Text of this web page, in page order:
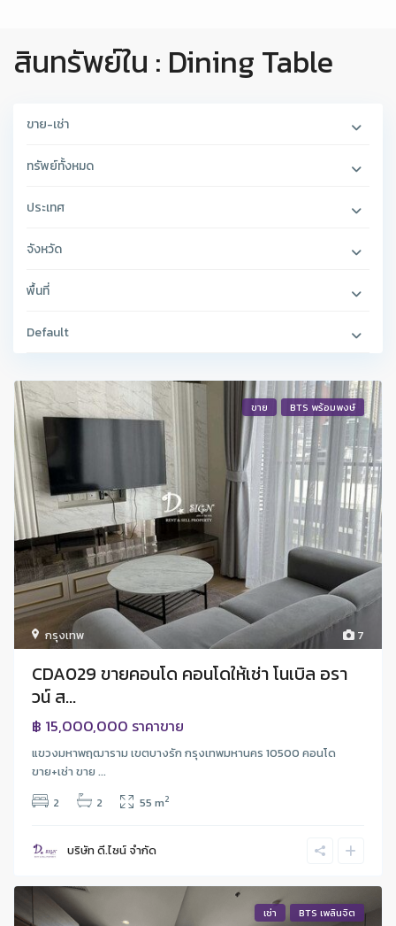
สินทรัพย์ใน : Dining Table
ขาย-เช่า
ทรัพย์ทั้งหมด
ประเทศ
จังหวัด
พื้นที่
Default
7
กรุงเทพ
ขาย BTS พร้อมพงษ์
CDA029 ขายคอนโด คอนโดให้เช่า โนเบิล อรา
วน์ ส...
฿ 15,000,000 ราคาขาย
แขวงมหาพฤฒาราม เขตบางรัก กรุงเทพมหานคร 10500 คอนโด
ขาย+เช่า ขาย ...
2
2 55 m2
บริษัท ดี.ไซน์ จํากัด
เช่า BTS เพลินจิต